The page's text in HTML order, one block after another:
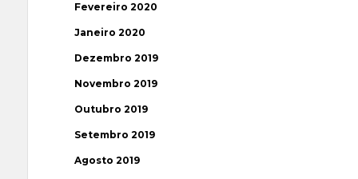
Fevereiro 2020
Janeiro 2020
Dezembro 2019
Novembro 2019
Outubro 2019
Setembro 2019
Agosto 2019